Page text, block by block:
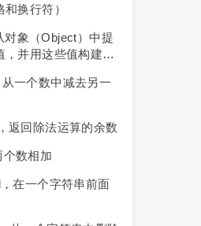
换行符）
对象（object）中提
并用这些值构建一
一个数中减去另一
返回除法运算的余数
数相加
在一个字符串前面